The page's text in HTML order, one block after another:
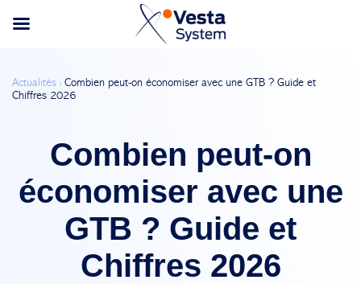
Actualités › Combien peut-on économiser avec une GTB ? Guide et
Chiffres 2026
Combien peut-on
économiser avec une
GTB ? Guide et
Chiffres 2026